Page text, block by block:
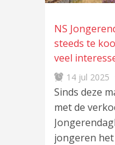
NS
steeds te
veel
14 jul 2025
Sinds deze
met de
jongeren